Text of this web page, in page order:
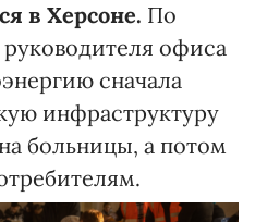
в Херсоне. По
офиса
сначала
инфраструктуру
больницы, а потом